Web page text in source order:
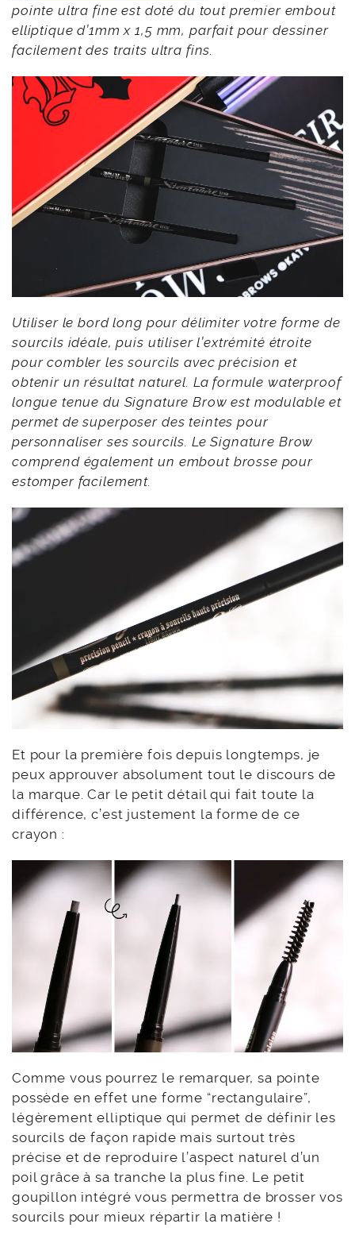
pointe ultra fine est doté du tout premier embout
elliptique d’1mm x 1,5 mm, parfait pour dessiner
facilement des traits ultra fins.
Utiliser le bord long pour délimiter votre forme de
sourcils idéale, puis utiliser l’extrémité étroite
pour combler les sourcils avec précision et
obtenir un résultat naturel. La formule waterproof
longue tenue du Signature Brow est modulable et
permet de superposer des teintes pour
personnaliser ses sourcils. Le Signature Brow
comprend également un embout brosse pour
estomper facilement.
Et pour la première fois depuis longtemps, je
peux approuver absolument tout le discours de
la marque. Car le petit détail qui fait toute la
différence, c’est justement la forme de ce
crayon :
Comme vous pourrez le remarquer, sa pointe
possède en effet une forme “rectangulaire”,
légèrement elliptique qui permet de définir les
sourcils de façon rapide mais surtout très
précise et de reproduire l’aspect naturel d’un
poil grâce à sa tranche la plus fine. Le petit
goupillon intégré vous permettra de brosser vos
sourcils pour mieux répartir la matière !